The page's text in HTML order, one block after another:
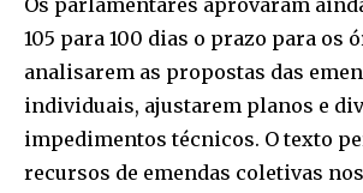
Os parlamentares aprovaram
105 para 100 dias o prazo para os
analisarem as propostas das
individuais, ajustarem planos e
impedimentos técnicos. O texto
recursos de emendas coletivas